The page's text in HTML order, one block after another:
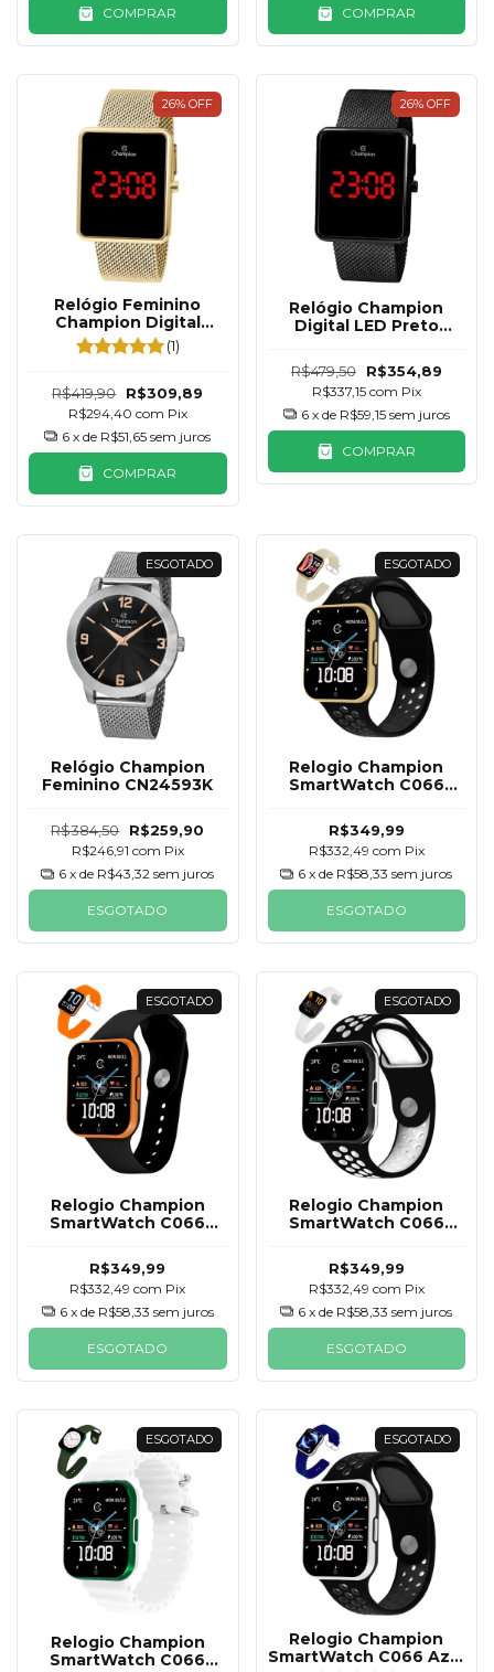
COMPRAR COMPRAR
26% OFF
Relógio Feminino
Champion Digital
Dourado CH40080V
(1)
R$419,90 R$309,89
R$294,40 com Pix
6 x de R$51,65 sem juros
COMPRAR
26% OFF
Relógio Champion
Digital LED Preto
R$479,50 R$354,89
R$337,15 com Pix
6 x de R$59,15 sem juros
COMPRAR
ESGOTADO
Relógio Champion
Feminino CN24593K
R$384,50 R$259,90
R$246,91 com Pix
6 x de R$43,32 sem juros
ESGOTADO
ESGOTADO
Relogio Champion
SmartWatch C066
Pulseiras
R$349,99
R$332,49 com Pix
6 x de R$58,33 sem juros
ESGOTADO
ESGOTADO
Relogio Champion
SmartWatch C066
Pulseiras
R$349,99
R$332,49com Pix
6 x de R$58,33 sem juros
ESGOTADO
ESGOTADO
Relogio Champion
SmartWatch C066
Branco 2 Pulseiras
R$349,99
R$332,49 com Pix
6 x de R$58,33 sem juros
ESGOTADO
ESGOTADO
Relogio Champion
SmartWatch C066
ESGOTADO
Relogio Champion
SmartWatch C066 Azul